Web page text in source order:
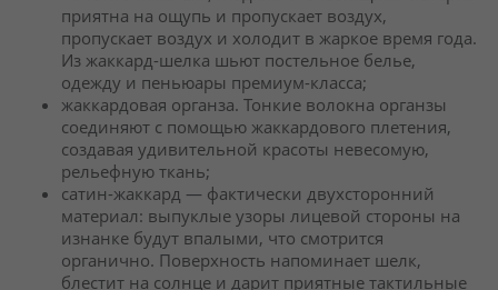
приятна на ощупь и пропускает воздух,
пропускает воздух и холодит в жаркое время года.
Из жаккард-шелка шьют постельное белье,
одежду и пеньюары премиум-класса;
жаккардовая органза. Тонкие волокна органзы
соединяют с помощью жаккардового плетения,
создавая удивительной красоты невесомую,
рельефную ткань;
сатин-жаккард — фактически двухсторонний
материал: выпуклые узоры лицевой стороны на
изнанке будут впалыми, что смотрится
органично. Поверхность напоминает шелк,
блестит на солнце и дарит приятные тактильные